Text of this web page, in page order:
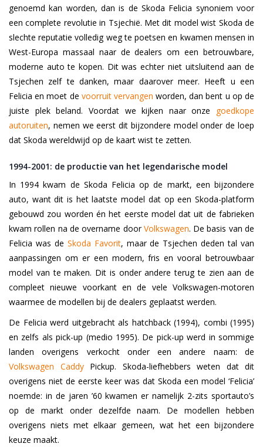
genoemd kan worden, dan is de Skoda Felicia synoniem voor
een complete revolutie in Tsjechië. Met dit model wist Skoda de
slechte reputatie volledig weg te poetsen en kwamen mensen in
West-Europa massaal naar de dealers om een betrouwbare,
moderne auto te kopen. Dit was echter niet uitsluitend aan de
Tsjechen zelf te danken, maar daarover meer. Heeft u een
Felicia en moet de voorruit vervangen worden, dan bent u op de
juiste plek beland. Voordat we kijken naar onze goedkope
autoruiten, nemen we eerst dit bijzondere model onder de loep
dat Skoda wereldwijd op de kaart wist te zetten.
1994-2001: de productie van het legendarische model
In 1994 kwam de Skoda Felicia op de markt, een bijzondere
auto, want dit is het laatste model dat op een Skoda-platform
gebouwd zou worden én het eerste model dat uit de fabrieken
kwam rollen na de overname doorVolkswagen. De basis van de
Felicia was de Skoda Favorit, maar de Tsjechen deden tal van
aanpassingen om er een modern, fris en vooral betrouwbaar
model van te maken. Dit is onder andere terug te zien aan de
compleet nieuwe voorkant en de vele Volkswagen-motoren
waarmee de modellen bij de dealers geplaatst werden.
De Felicia werd uitgebracht als hatchback (1994), combi (1995)
en zelfs als pick-up (medio 1995). De pick-up werd in sommige
landen overigens verkocht onder een andere naam: de
Volkswagen CaddyPickup. Skoda-liefhebbers weten dat dit
overigens niet de eerste keer was dat Skoda een model ‘Felicia’
noemde: in de jaren ’60 kwamen er namelijk 2-zits sportauto’s
op de markt onder dezelfde naam. De modellen hebben
overigens niets met elkaar gemeen, wat het een bijzondere
keuze maakt.